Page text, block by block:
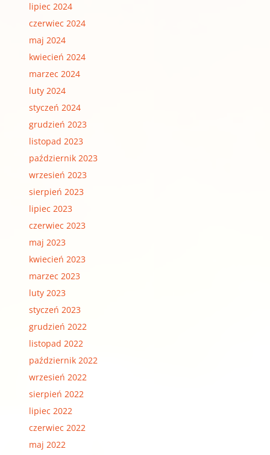
lipiec 2024
czerwiec 2024
maj 2024
kwiecień 2024
marzec 2024
luty 2024
styczeń 2024
grudzień 2023
listopad 2023
październik 2023
wrzesień 2023
sierpień 2023
lipiec 2023
czerwiec 2023
maj 2023
kwiecień 2023
marzec 2023
luty 2023
styczeń 2023
grudzień 2022
listopad 2022
październik 2022
wrzesień 2022
sierpień 2022
lipiec 2022
czerwiec 2022
maj 2022